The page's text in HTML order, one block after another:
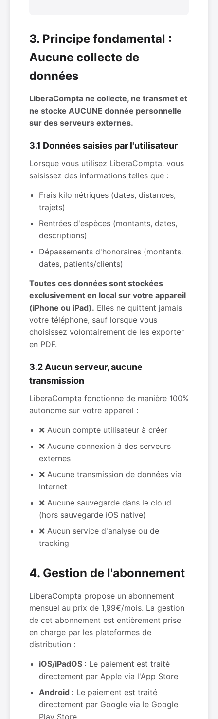
3. Principe fondamental :
Aucune collecte de
données
LiberaCompta ne collecte, ne transmet et
ne stocke AUCUNE donnée personnelle
sur des serveurs externes.
3.1 Données saisies par l'utilisateur
Lorsque vous utilisez LiberaCompta, vous
saisissez des informations telles que :
Frais kilométriques (dates, distances,
trajets)
Rentrées d'espèces (montants, dates,
descriptions)
Dépassements d'honoraires (montants,
dates, patients/clients)
Toutes ces données sont stockées
exclusivement en local sur votre appareil
(iPhone ou iPad). Elles ne quittent jamais
votre téléphone, sauf lorsque vous
choisissez volontairement de les exporter
en PDF.
3.2 Aucun serveur, aucune
transmission
LiberaCompta fonctionne de manière 100%
autonome sur votre appareil :
❌ Aucun compte utilisateur à créer
❌ Aucune connexion à des serveurs
externes
❌ Aucune transmission de données via
Internet
❌ Aucune sauvegarde dans le cloud
(hors sauvegarde iOS native)
❌ Aucun service d'analyse ou de
tracking
4. Gestion de l'abonnement
LiberaCompta propose un abonnement
mensuel au prix de 1,99€/mois. La gestion
de cet abonnement est entièrement prise
en charge par les plateformes de
distribution :
iOS/iPadOS : Le paiement est traité
directement par Apple via l'App Store
Android : Le paiement est traité
directement par Google via le Google
Play Store